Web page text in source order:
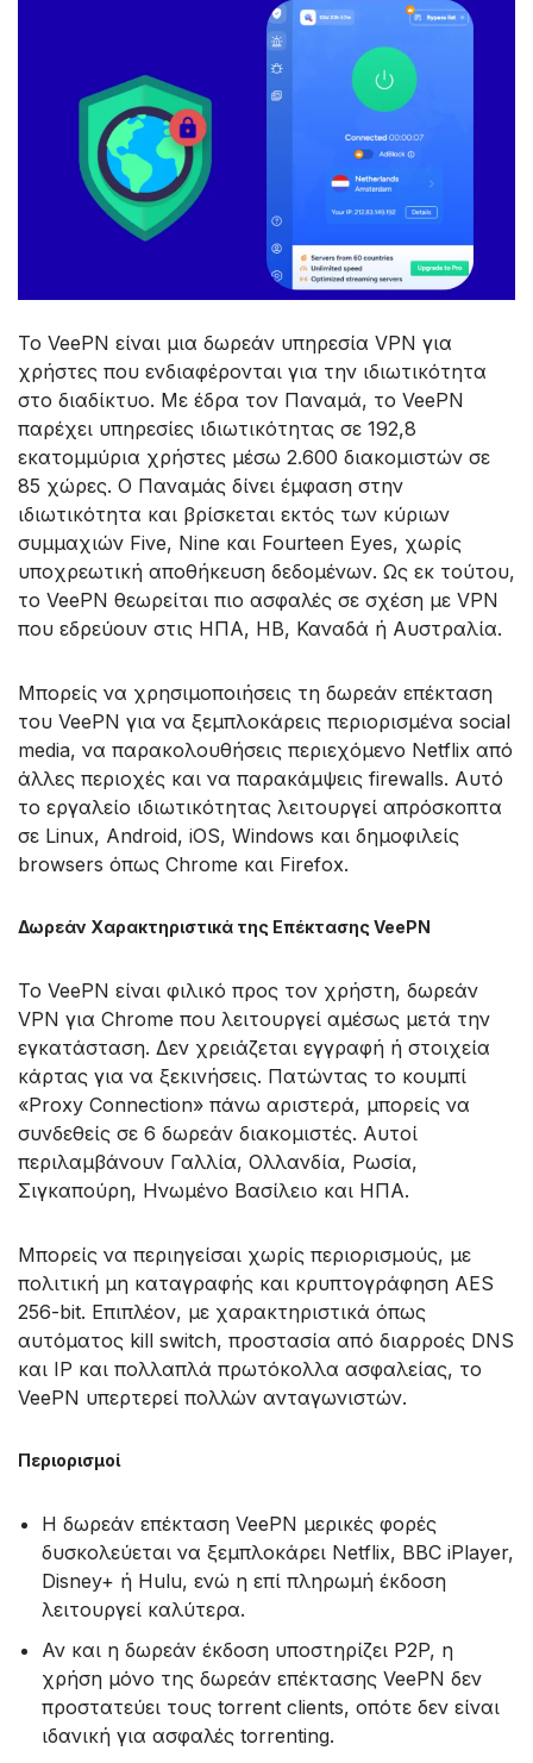
Το VeePN είναι μια δωρεάν υπηρεσία VPN για
χρήστες που ενδιαφέρονται για την ιδιωτικότητα
στο διαδίκτυο. Με έδρα τον Παναμά, το VeePN
παρέχει υπηρεσίες ιδιωτικότητας σε 192,8
εκατομμύρια χρήστες μέσω 2.600 διακομιστών σε
85 χώρες. Ο Παναμάς δίνει έμφαση στην
ιδιωτικότητα και βρίσκεται εκτός των κύριων
συμμαχιών Five, Nine και Fourteen Eyes, χωρίς
υποχρεωτική αποθήκευση δεδομένων. Ως εκ τούτου,
το VeePN θεωρείται πιο ασφαλές σε σχέση με VPN
που εδρεύουν στις ΗΠΑ, ΗΒ, Καναδά ή Αυστραλία.
Μπορείς να χρησιμοποιήσεις τη δωρεάν επέκταση
του VeePN για να ξεμπλοκάρεις περιορισμένα social
media, να παρακολουθήσεις περιεχόμενο Netflix από
άλλες περιοχές και να παρακάμψεις firewalls. Αυτό
το εργαλείο ιδιωτικότητας λειτουργεί απρόσκοπτα
σε Linux, Android, iOS, Windows και δημοφιλείς
browsers όπως Chrome και Firefox.
Δωρεάν Χαρακτηριστικά της Επέκτασης VeePN
Το VeePN είναι φιλικό προς τον χρήστη, δωρεάν
VPN για Chrome που λειτουργεί αμέσως μετά την
εγκατάσταση. Δεν χρειάζεται εγγραφή ή στοιχεία
κάρτας για να ξεκινήσεις. Πατώντας το κουμπί
«Proxy Connection» πάνω αριστερά, μπορείς να
συνδεθείς σε 6 δωρεάν διακομιστές. Αυτοί
περιλαμβάνουν Γαλλία, Ολλανδία, Ρωσία,
Σιγκαπούρη, Ηνωμένο Βασίλειο και ΗΠΑ.
Μπορείς να περιηγείσαι χωρίς περιορισμούς, με
πολιτική μη καταγραφής και κρυπτογράφηση AES
256-bit. Επιπλέον, με χαρακτηριστικά όπως
αυτόματος kill switch, προστασία από διαρροές DNS
και IP και πολλαπλά πρωτόκολλα ασφαλείας, το
VeePN υπερτερεί πολλών ανταγωνιστών.
Περιορισμοί
Η δωρεάν επέκταση VeePN μερικές φορές
δυσκολεύεται να ξεμπλοκάρει Netflix, BBC iPlayer,
Disney+ ή Hulu, ενώ η επί πληρωμή έκδοση
λειτουργεί καλύτερα.
Αν και η δωρεάν έκδοση υποστηρίζει P2P, η
χρήση μόνο της δωρεάν επέκτασης VeePN δεν
προστατεύει τους torrent clients, οπότε δεν είναι
ιδανική για ασφαλές torrenting.